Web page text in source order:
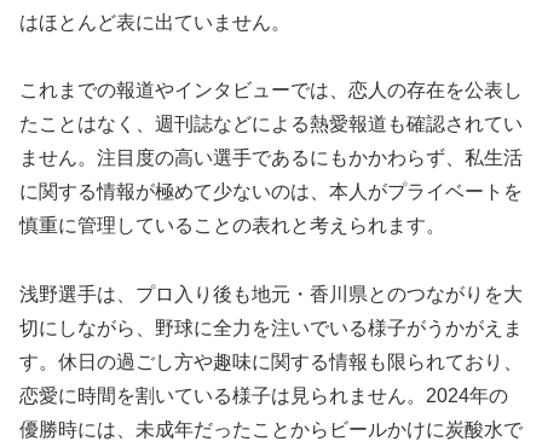
はほとんど表に出ていません。
これまでの報道やインタビューでは、恋人の存在を公表し
たことはなく、週刊誌などによる熱愛報道も確認されてい
ません。注目度の高い選手であるにもかかわらず、私生活
に関する情報が極めて少ないのは、本人がプライベートを
慎重に管理していることの表れと考えられます。
浅野選手は、プロ入り後も地元・香川県とのつながりを大
切にしながら、野球に全力を注いでいる様子がうかがえま
す。休日の過ごし方や趣味に関する情報も限られており、
恋愛に時間を割いている様子は見られません。2024年の
優勝時には、未成年だったことからビールかけに炭酸水で